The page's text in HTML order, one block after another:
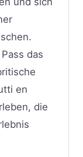
das
en
die